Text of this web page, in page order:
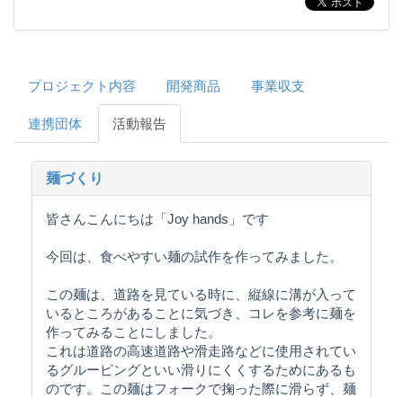
プロジェクト内容 開発商品 事業収支
連携団体 活動報告
麺づくり
皆さんこんにちは「Joy hands」です
今回は、食べやすい麺の試作を作ってみました。
この麺は、道路を見ている時に、縦線に溝が入って
いるところがあることに気づき、コレを参考に麺を
作ってみることにしました。
これは道路の高速道路や滑走路などに使用されてい
るグルーピングといい滑りにくくするためにあるも
のです。この麺はフォークで掬った際に滑らず、麺